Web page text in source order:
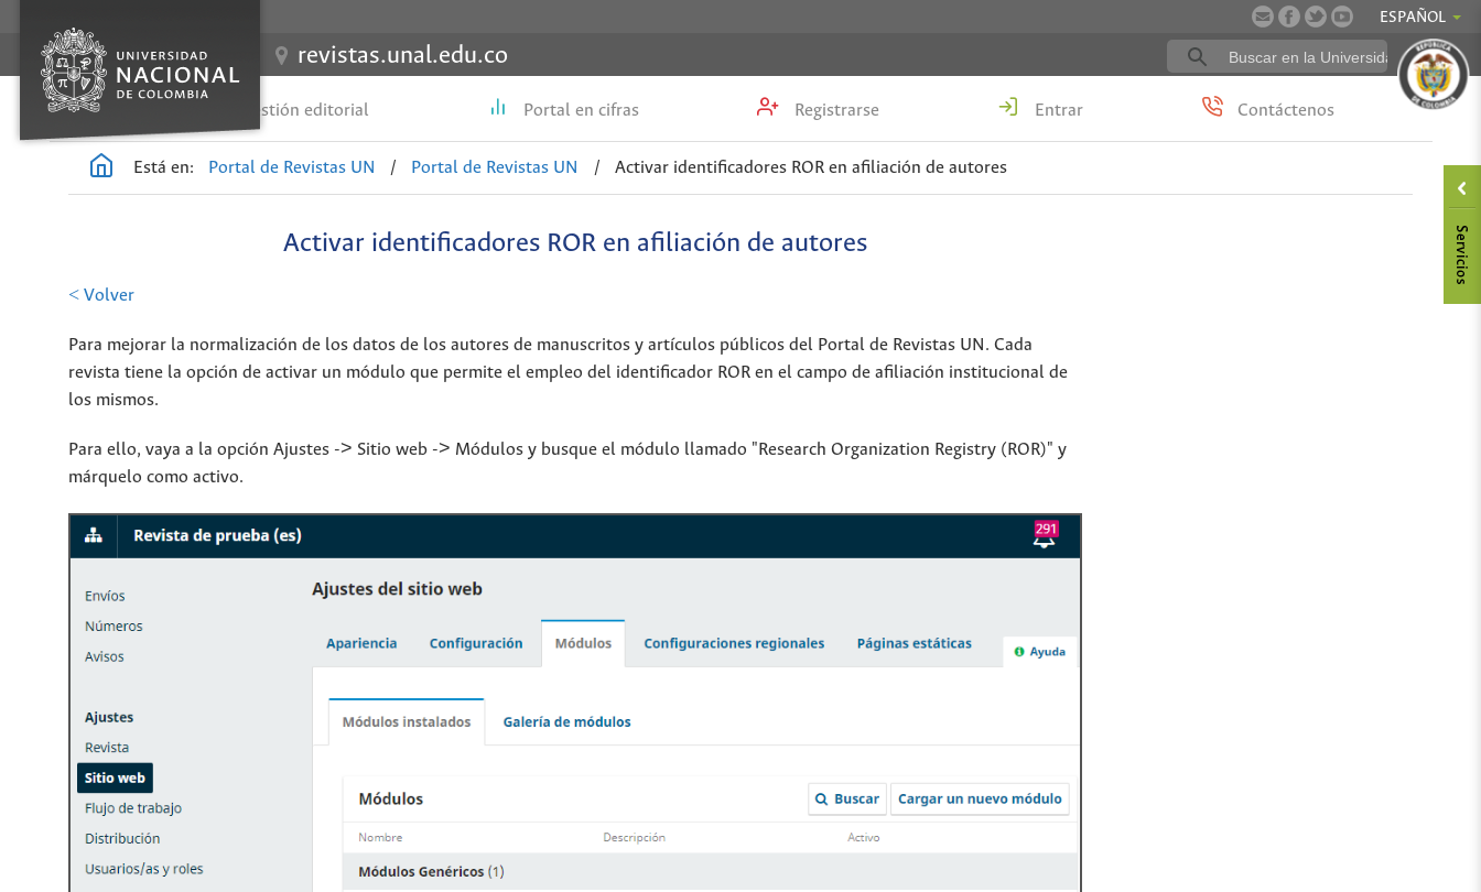
ESPAÑOL
revistas.unal.edu.co
Guías de gestión editorial Portal en cifras Registrarse Entrar Contáctenos
Está en: Portal de Revistas UN / Portal de Revistas UN / Activar identificadores ROR en afiliación de autores
Activar identificadores ROR en afiliación de autores
< Volver
Para mejorar la normalización de los datos de los autores de manuscritos y artículos públicos del Portal de Revistas UN. Cada
revista tiene la opción de activar un módulo que permite el empleo del identificador ROR en el campo de afiliación institucional de
los mismos.
Para ello, vaya a la opción Ajustes -> Sitio web -> Módulos y busque el módulo llamado "Research Organization Registry (ROR)" y
márquelo como activo.